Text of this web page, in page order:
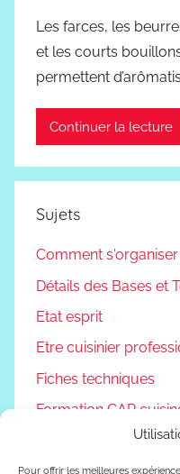
Pour offrir les meilleures
Les farces, les
et les courts
permettent
Continuer la lecture
Sujets
Comment
Détails des Bases et
Etat esprit
Etre cuisinier
Fiches techniques
Formation CAP